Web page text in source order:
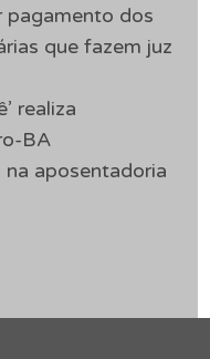
pagamento dos
que fazem juz
realiza
BA
aposentadoria